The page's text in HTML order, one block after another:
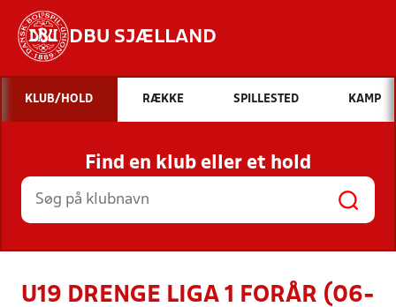
DBU SJÆLLAND
Hvad vil du søge efter?
INDHOLD OG NYHEDER
STILLINGER, RESULTATER, KLUBBER OG
HOLD
KLUB/HOLD RÆKKE SPILLESTED KAMP
Find en klub eller et hold
U19 DRENGE LIGA 1 FORÅR (06-